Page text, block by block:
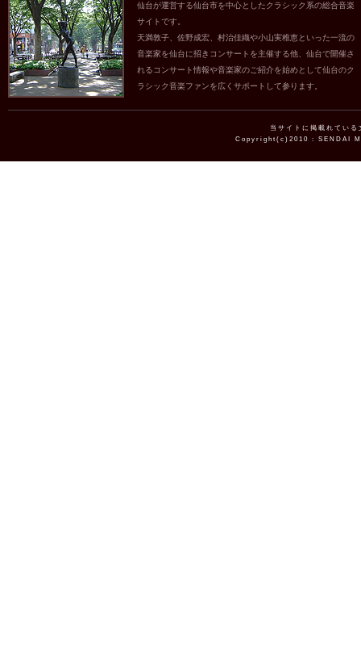
仙台が運営する仙台市を中心としたクラシック系の総合音楽
サイトです。
天満敦子、佐野成宏、村治佳織や小山実稚恵といった一流の
音楽家を仙台に招きコンサートを主催する他、仙台で開催さ
れるコンサート情報や音楽家のご紹介を始めとして仙台のク
ラシック音楽ファンを広くサポートして参ります。
当サイトに掲載れてい
Copyright(c)2010 : SENDAI